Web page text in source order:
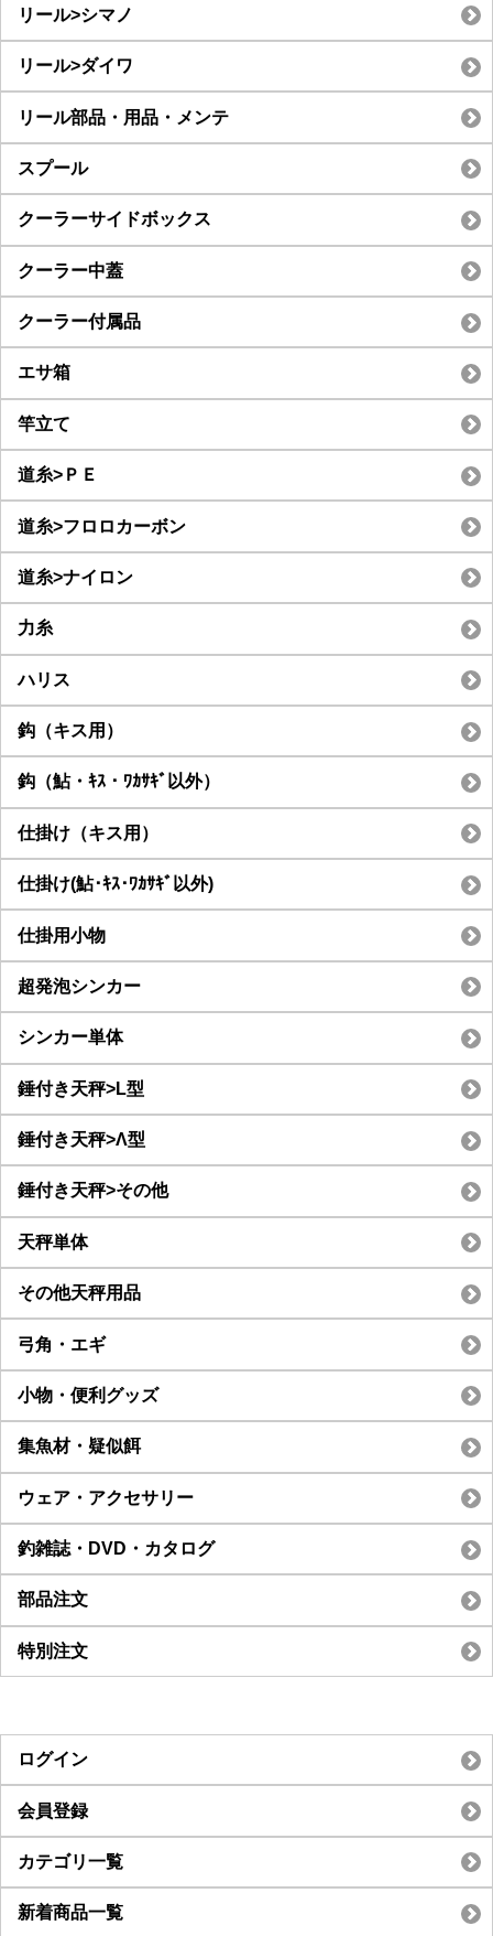
リール>シマノ
リール>ダイワ
リール部品・用品・メンテ
スプール
クーラーサイドボックス
クーラー中蓋
クーラー付属品
エサ箱
竿立て
道糸>ＰＥ
道糸>フロロカーボン
道糸>ナイロン
力糸
ハリス
鈎（キス用）
鈎（鮎・ｷｽ・ﾜｶｻｷﾞ以外）
仕掛け（キス用）
仕掛け(鮎･ｷｽ･ﾜｶｻｷﾞ以外)
仕掛用小物
超発泡シンカー
シンカー単体
錘付き天秤>L型
錘付き天秤>Λ型
錘付き天秤>その他
天秤単体
その他天秤用品
弓角・エギ
小物・便利グッズ
集魚材・疑似餌
ウェア・アクセサリー
釣雑誌・DVD・カタログ
部品注文
特別注文
ログイン
会員登録
カテゴリ一覧
新着商品一覧